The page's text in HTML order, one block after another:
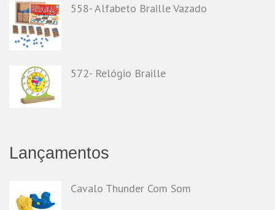
558- Alfabeto Braille Vazado
572- Relógio Braille
Lançamentos
Cavalo Thunder Com Som